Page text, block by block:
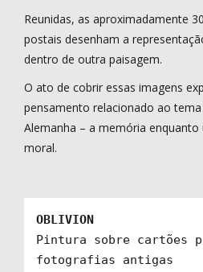
Reunidas, as aproximadamente
postais desenham a
dentro de outra paisagem.
O ato de cobrir essas imagens
pensamento relacionado ao
Alemanha – a memória
moral.
Pintura sobre cartões
fotografias antigas